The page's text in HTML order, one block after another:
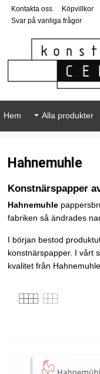
Kontakta oss Köpvillkor
Svar på vanliga frågor
Hem Alla produkter
Hahnemuhle
Konstnärspapper
Hahnemuhle
fabriken så ändrades
I början bestod
konstnärspapper. I vårt
kvalitet från